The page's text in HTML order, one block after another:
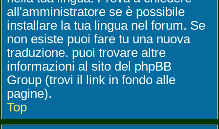
all'amministratore se è possibile
installare la tua lingua nel forum. Se
non esiste puoi fare tu una nuova
traduzione. puoi trovare altre
informazioni al sito del phpBB
Group (trovi il link in fondo alle
pagine).
Top